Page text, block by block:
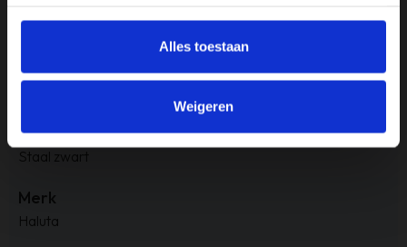
Alles toestaan
Weigeren
IP20
Kleur
Materiaal
Staal zwart
Merk
Haluta